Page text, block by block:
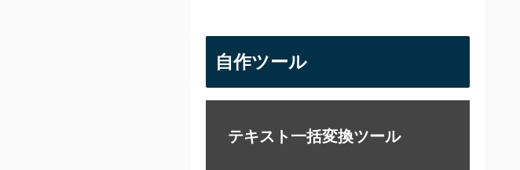
自作ツール
テキスト一括変換ツール